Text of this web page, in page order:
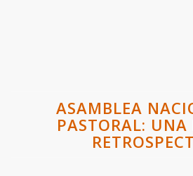
ASAMBLEA
PASTORAL: